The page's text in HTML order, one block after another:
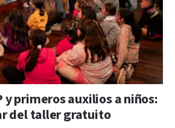
y primeros auxilios a niños:
del taller gratuito